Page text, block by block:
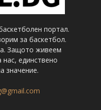
портал.
за баскетбол.
Защото живеем
единствено
значение.